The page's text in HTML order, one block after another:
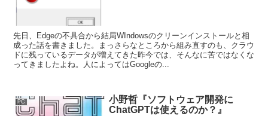
先日、Edgeの不具合から結局WIndowsのクリーンインストールと相
成った話を書きました。まっさらなところから組み直すのも、クラウ
ドに残っているデータが増えてきた昨今では、そんなに苦ではなくな
ってきましたよね。人によってはGoogleの...
PC
小野哲『ソフトウェア開発に
ChatGPTは使えるのか？』